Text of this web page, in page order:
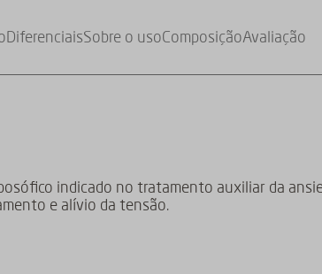
DiferenciaisSobre o usoComposiçãoAvaliação
indicado no tratamento auxiliar da
e alívio da tensão.